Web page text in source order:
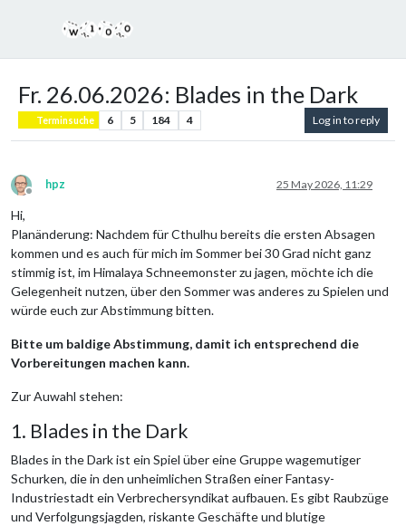
Fr. 26.06.2026: Blades in the Dark
Terminsuche 6 5 184 4 Log in to reply
Offline
hpz 25 May 2026, 11:29
Hi,
Planänderung: Nachdem für Cthulhu bereits die ersten Absagen
kommen und es auch für mich im Sommer bei 30 Grad nicht ganz
stimmig ist, im Himalaya Schneemonster zu jagen, möchte ich die
Gelegenheit nutzen, über den Sommer was anderes zu Spielen und
würde euch zur Abstimmung bitten.
Bitte um baldige Abstimmung, damit ich entsprechend die
Vorbereitungen machen kann.
Zur Auwahl stehen:
1. Blades in the Dark
Blades in the Dark ist ein Spiel über eine Gruppe wagemutiger
Schurken, die in den unheimlichen Straßen einer Fantasy-
Industriestadt ein Verbrechersyndikat aufbauen. Es gibt Raubzüge
und Verfolgungsjagden, riskante Geschäfte und blutige